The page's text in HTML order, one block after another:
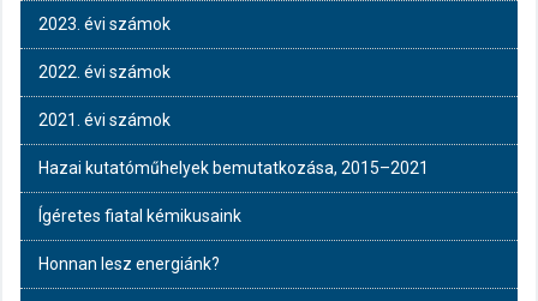
2023. évi számok
2022. évi számok
2021. évi számok
Hazai kutatóműhelyek bemutatkozása, 2015–2021
Ígéretes fiatal kémikusaink
Honnan lesz energiánk?